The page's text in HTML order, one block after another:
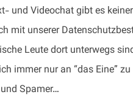
und Videochat gibt es
mit unserer
Leute dort unterwegs
immer nur an “das Eine”
Spamer…